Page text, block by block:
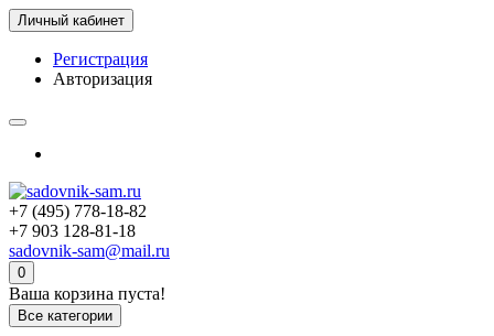
Личный кабинет
Регистрация
Авторизация
+7 (495) 778-18-82
+7 903 128-81-18
sadovnik-sam@mail.ru
0
Ваша корзина пуста!
Все категории